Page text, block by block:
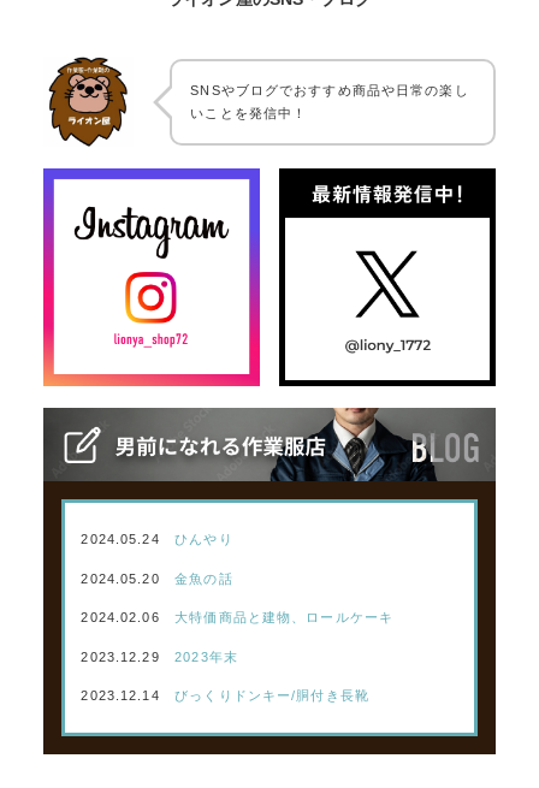
SNSやブログでおすすめ商品や日常の楽し
いことを発信中！
2024.05.24 ひんやり
2024.05.20 金魚の話
2024.02.06 大特価商品と建物、ロールケーキ
2023.12.29 2023年末
2023.12.14 びっくりドンキー/胴付き長靴